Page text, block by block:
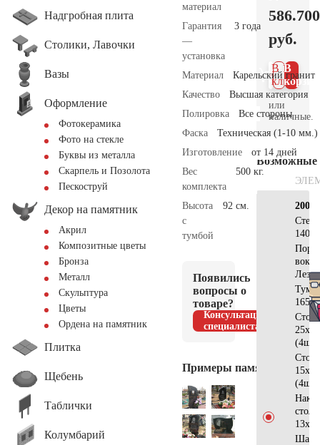
Надгробная плита
Столики, Лавочки
Вазы
Оформление
Фотокерамика
Фото на стекле
Буквы из металла
Скарпель и Позолота
Пескоструй
Декор на памятник
Акрил
Композитные цветы
Бронза
Металл
Скульптура
Цветы
Ордена на памятник
Плитка
Щебень
Таблички
Колумбарий
материал
Гарантия
—
установка
3 года
Материал
Карельский гранит
Качество
Высшая категория
Полировка
Все стороны
Фаска
Техническая (1-10 мм.)
Изготовление
от 14 дней
Вес
комплекта
500 кг.
Высота
с
тумбой
92 см.
Появились
вопросы о
товаре?
Консультация
специалиста
Примеры памятников
586.700
руб.
В
В 1
клик
или
наличные.
Возможные
(4шт)
(4шт)
Шары